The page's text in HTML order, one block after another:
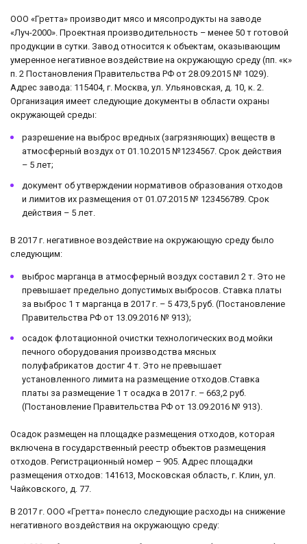
ООО «Гретта» производит мясо и мясопродукты на заводе
«Луч-2000». Проектная производительность – менее 50 т готовой
продукции в сутки. Завод относится к объектам, оказывающим
умеренное негативное воздействие на окружающую среду (пп. «к»
п. 2 Постановления Правительства РФ от 28.09.2015 № 1029).
Адрес завода: 115404, г. Москва, ул. Ульяновская, д. 10, к. 2.
Организация имеет следующие документы в области охраны
окружающей среды:
разрешение на выброс вредных (загрязняющих) веществ в
атмосферный воздух от 01.10.2015 №1234567. Срок действия
– 5 лет;
документ об утверждении нормативов образования отходов
и лимитов их размещения от 01.07.2015 № 123456789. Срок
действия – 5 лет.
В 2017 г. негативное воздействие на окружающую среду было
следующим:
выброс марганца в атмосферный воздух составил 2 т. Это не
превышает предельно допустимых выбросов. Ставка платы
за выброс 1 т марганца в 2017 г. – 5 473,5 руб. (Постановление
Правительства РФ от 13.09.2016 № 913);
осадок флотационной очистки технологических вод мойки
печного оборудования производства мясных
полуфабрикатов достиг 4 т. Это не превышает
установленного лимита на размещение отходов.Ставка
платы за размещение 1 т осадка в 2017 г. – 663,2 руб.
(Постановление Правительства РФ от 13.09.2016 № 913).
Осадок размещен на площадке размещения отходов, которая
включена в государственный реестр объектов размещения
отходов. Регистрационный номер – 905. Адрес площадки
размещения отходов: 141613, Московская область, г. Клин, ул.
Чайковского, д. 77.
В 2017 г. ООО «Гретта» понесло следующие расходы на снижение
негативного воздействия на окружающую среду: